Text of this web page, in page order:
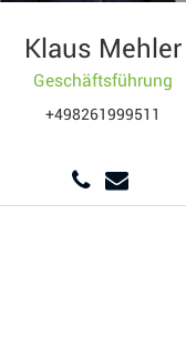
Klaus Mehler
Geschäftsführung
+498261999511